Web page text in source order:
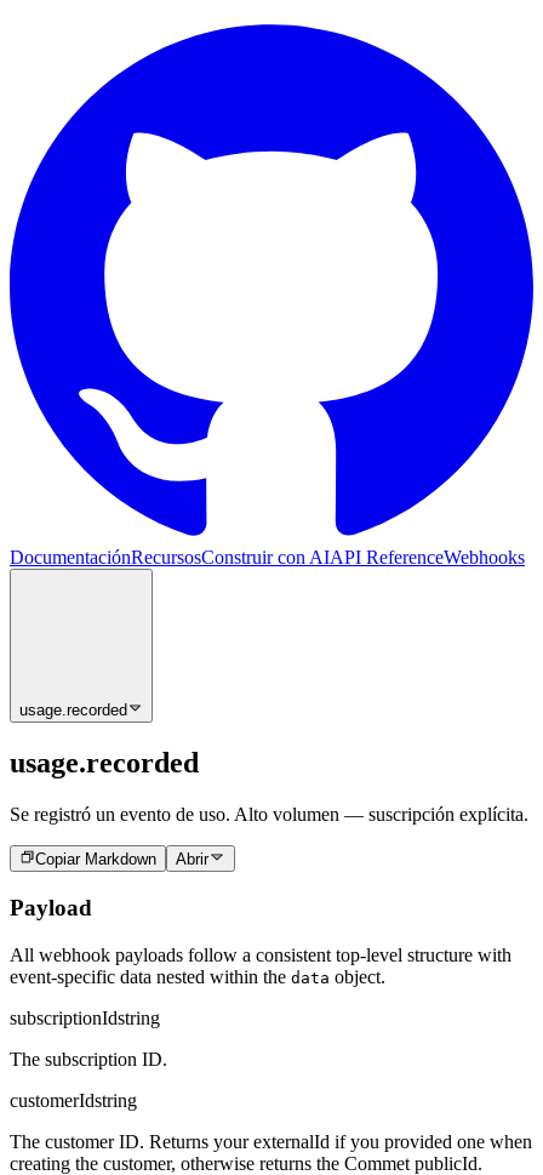
DocumentaciónRecursosConstruir con AIAPI ReferenceWebhooks
usage.recorded
usage.recorded
Se registró un evento de uso. Alto volumen — suscripción explícita.
Copiar Markdown Abrir
Payload
All webhook payloads follow a consistent top-level structure with
event-specific data nested within the data object.
subscriptionIdstring
The subscription ID.
customerIdstring
The customer ID. Returns your externalId if you provided one when
creating the customer, otherwise returns the Commet publicId.